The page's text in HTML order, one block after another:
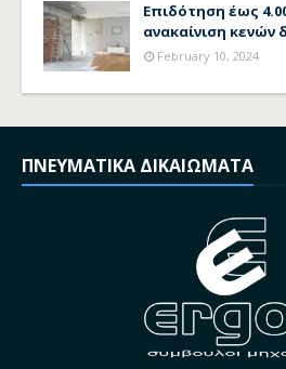
Επιδότηση έως
ανακαίνιση κενών
February 10, 2024
ΠΝΕΥΜΑΤΙΚΑ ΔΙΚΑΙΩΜΑΤΑ